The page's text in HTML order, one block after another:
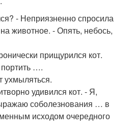
- Неприязненно спросила
животное. - Опять, небось,
прищурился кот.
….
ухмыляться.
удивился кот. - Я,
соболезнования … в
исходом очередного